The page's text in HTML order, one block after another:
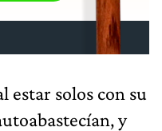
estar solos con su
y